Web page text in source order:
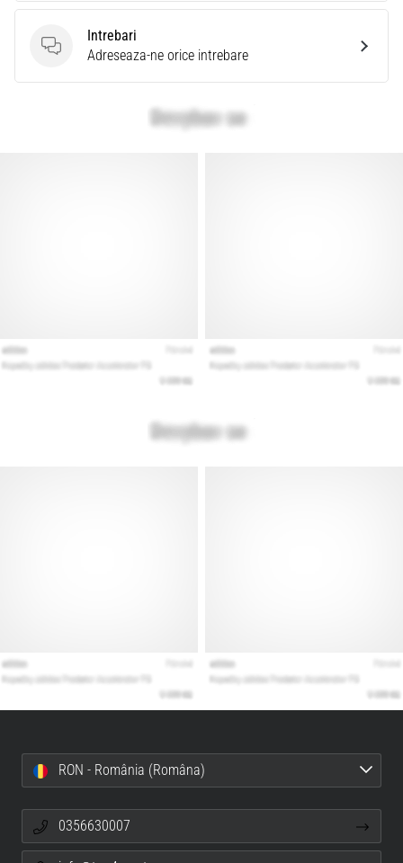
Intrebari
Intrebari
Adreseaza-ne orice intrebare
RON - România (Româna)
0356630007